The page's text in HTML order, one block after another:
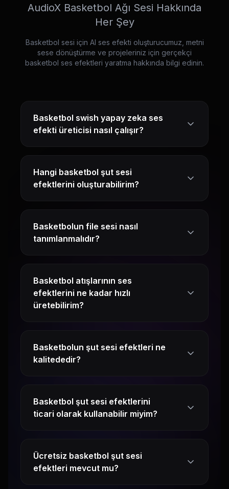
AudioX Basketbol Ağı Sesi Hakkında
Her Şey
Basketbol sesi için AI ses efekti oluşturucumuz, metni
sese dönüştürme ve projeleriniz için gerçekçi
basketbol ses efektleri yaratma hakkında bilgi edinin.
Basketbol swish yapay zeka ses
efekti üreticisi nasıl çalışır?
Hangi basketbol şut sesi
efektlerini oluşturabilirim?
Basketbolun file sesi nasıl
tanımlanmalıdır?
Basketbol atışlarının ses
efektlerini ne kadar hızlı
üretebilirim?
Basketbolun şut sesi efektleri ne
kalitededir?
Basketbol şut sesi efektlerini
ticari olarak kullanabilir miyim?
Ücretsiz basketbol şut sesi
efektleri mevcut mu?